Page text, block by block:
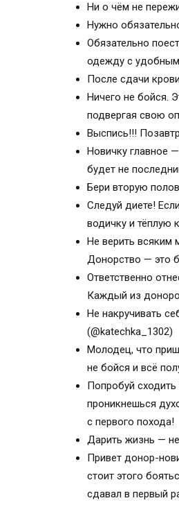
Ни о чём не
Нужно
Обязательно
одежду с удобным
После сдачи
Ничего не бойся.
подвергая свою
Выспись!!!
Новичку главное
будет не
Бери вторую
Следуй диете!
водичку и тёплую
Не верить всяким
Донорство — это
Ответственно
Каждый из
Не накручивать
(@katechka_1302)
Молодец, что
не бойся и всё
Попробуй
проникнешься
с первого похода!
Дарить жизнь —
Привет донор-
стоит этого
сдавал в первый